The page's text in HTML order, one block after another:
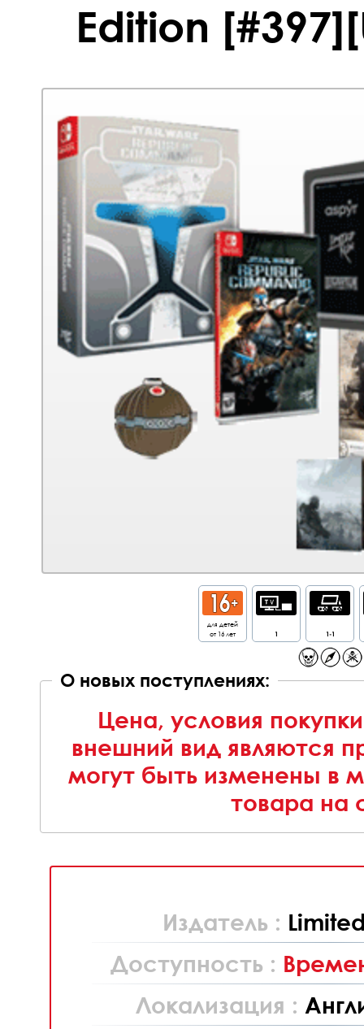
Edition
для детей
от 16 лет
1 1-1
О новых поступлениях:
Цена, условия
внешний вид являются
могут быть изменены в
товара на
Издатель :
Доступность :
Локализация :